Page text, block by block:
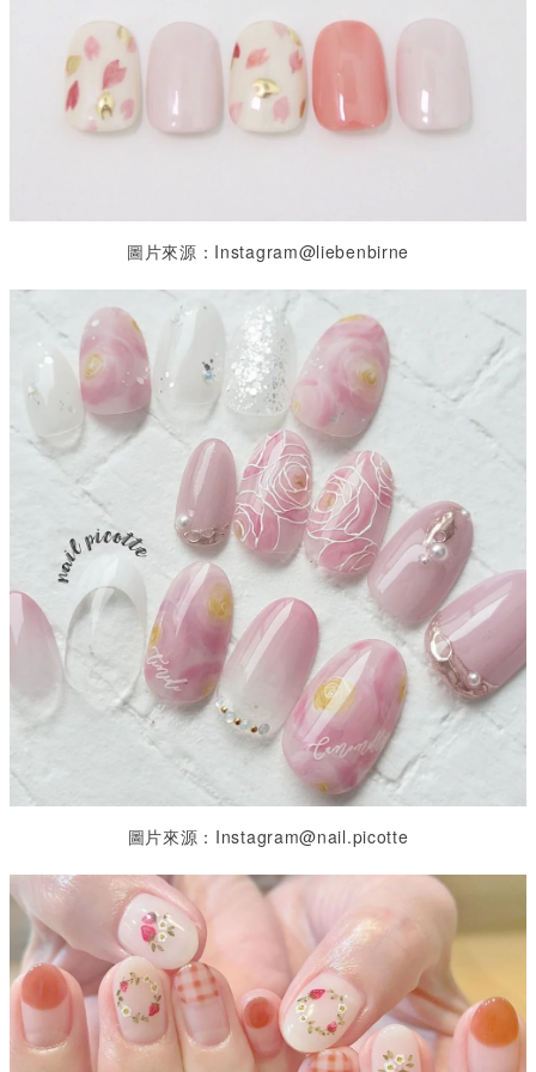
圖片來源：Instagram@liebenbirne
圖片來源： Instagram@nail.picotte